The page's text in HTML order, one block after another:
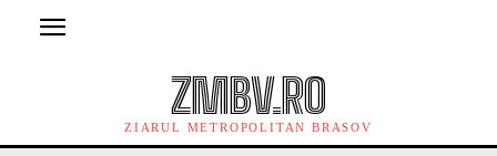
ZMBV.RO
ZIARUL METROPOLITAN BRASOV